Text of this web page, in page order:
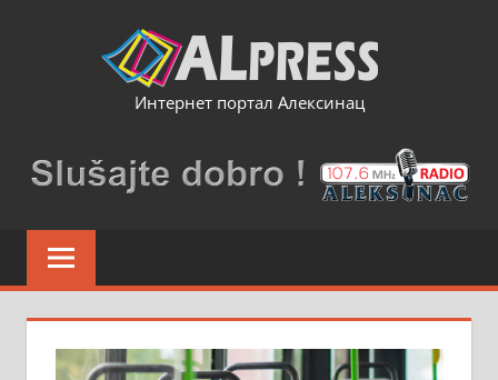
Интернет портал Алексинац